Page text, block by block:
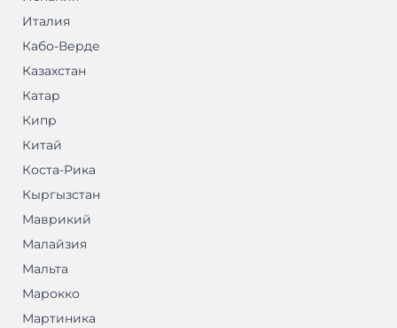
Италия
Кабо-Верде
Казахстан
Катар
Кипр
Китай
Коста-Рика
Кыргызстан
Маврикий
Малайзия
Мальта
Марокко
Мартиника